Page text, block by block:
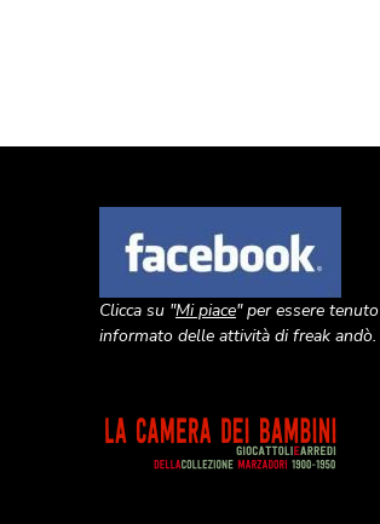
Clicca su "Mi piace" per essere tenuto
informato delle attività di freak andò.
Image